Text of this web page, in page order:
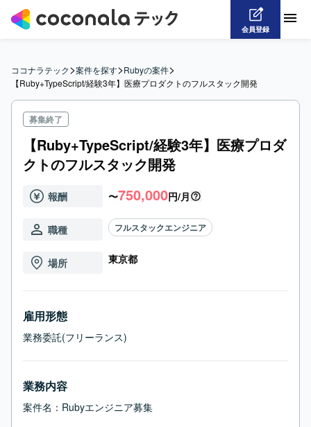
会員登録
ココナラテック>案件を探す>Rubyの案件>
【Ruby+TypeScript/経験3年】医療プロダクトのフルスタック開発
募集終了
【Ruby+TypeScript/経験3年】医療プロダ
クトのフルスタック開発
報酬 〜750,000円/月
職種 フルスタックエンジニア
場所 東京都
雇用形態
業務委託(フリーランス)
業務内容
案件名：Rubyエンジニア募集